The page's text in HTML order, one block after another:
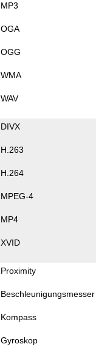
MP3
OGA
OGG
WMA
WAV
DIVX
H.263
H.264
MPEG-4
MP4
XVID
Proximity
Beschleunigungsmesser
Kompass
Gyroskop